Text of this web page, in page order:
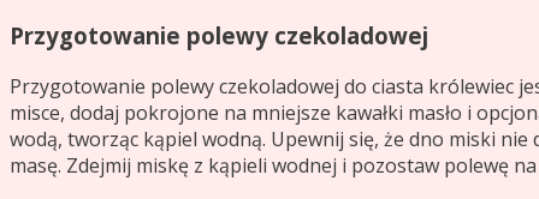
Przygotowanie polewy czekoladowej
Przygotowanie polewy czekoladowej do ciasta królewiec
misce, dodaj pokrojone na mniejsze kawałki masło i
wodą, tworząc kąpiel wodną. Upewnij się, że dno miski nie
masę. Zdejmij miskę z kąpieli wodnej i pozostaw polewę